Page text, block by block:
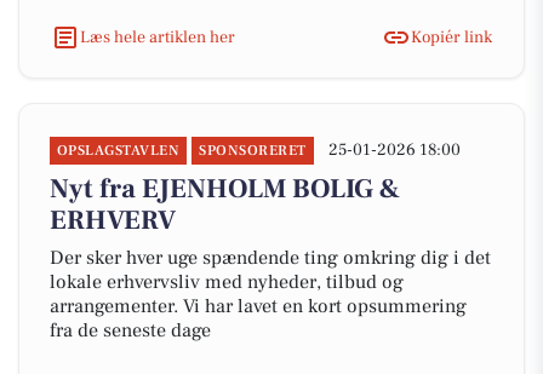
Læs hele artiklen her Kopiér link
OPSLAGSTAVLEN SPONSORERET 25-01-2026 18:00
Nyt fra EJENHOLM BOLIG &
ERHVERV
Der sker hver uge spændende ting omkring dig i det
lokale erhvervsliv med nyheder, tilbud og
arrangementer. Vi har lavet en kort opsummering
fra de seneste dage